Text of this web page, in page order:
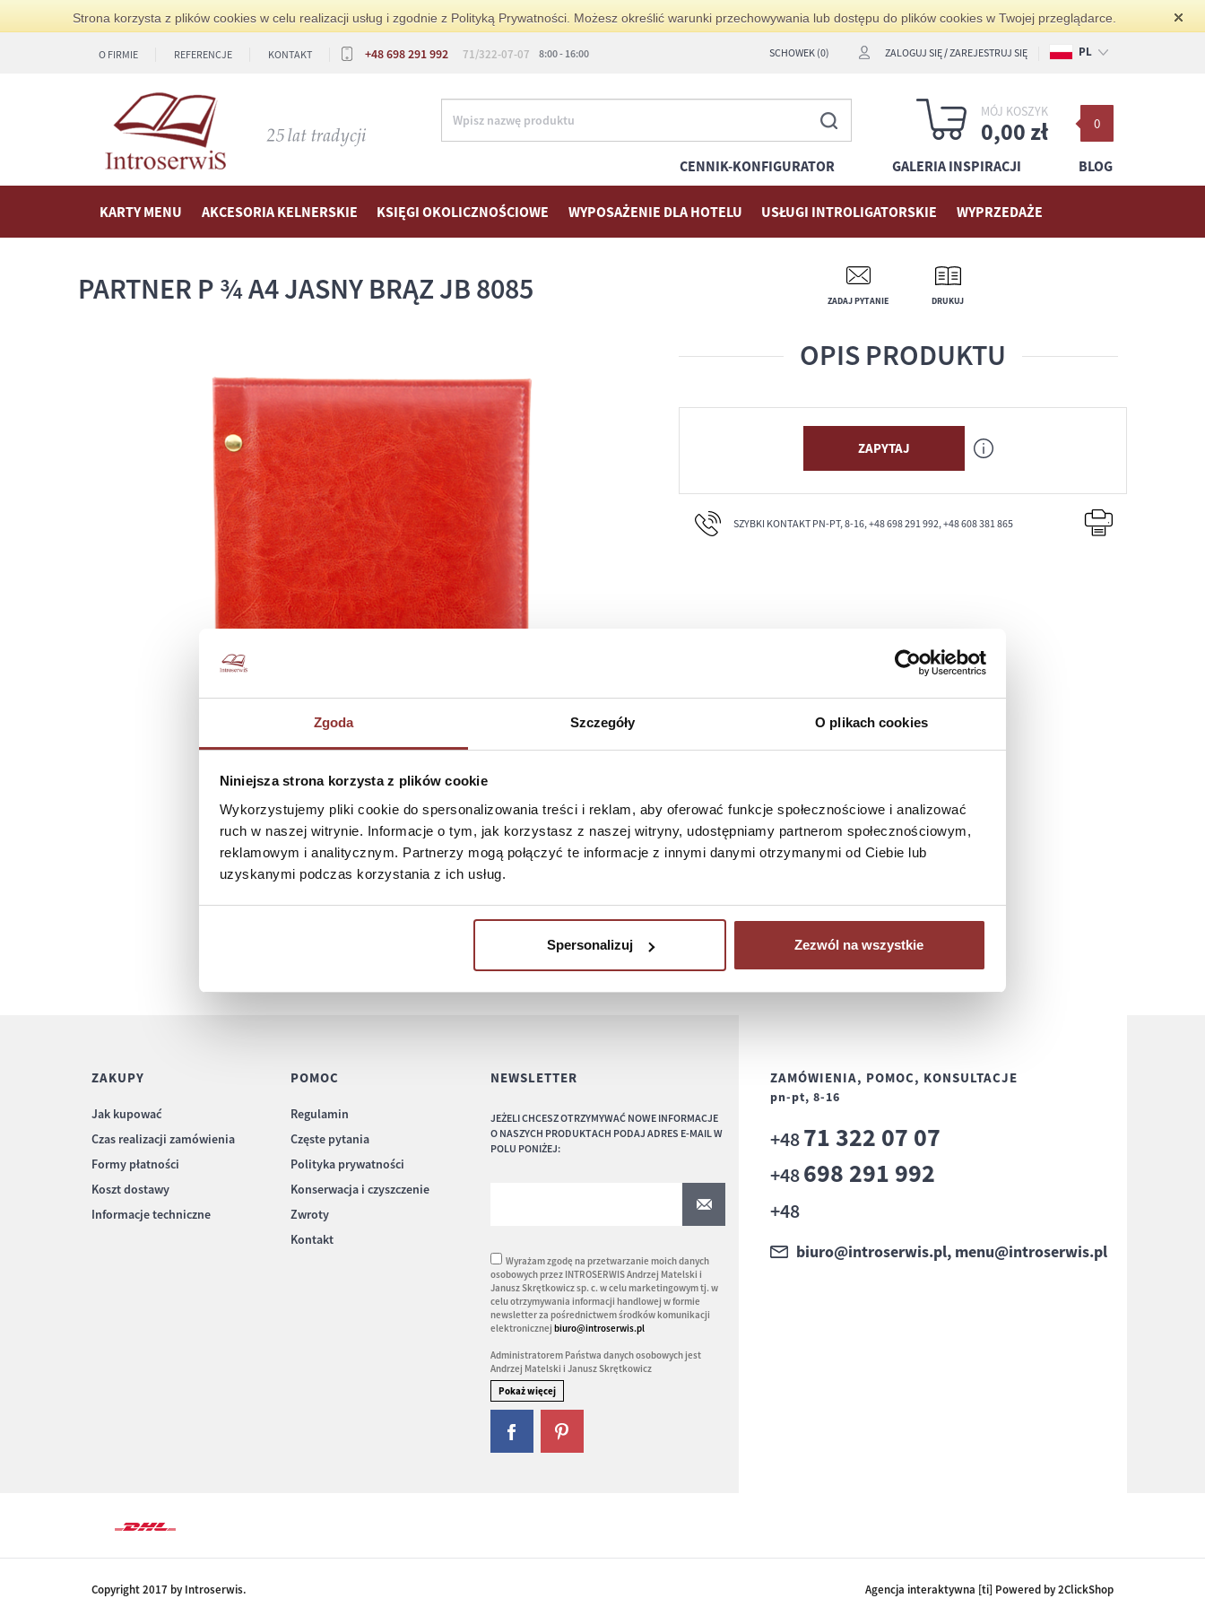
Zgoda Szczegóły O plikach cookies
Niniejsza strona korzysta z plików cookie
Wykorzystujemy pliki cookie do spersonalizowania treści i reklam, aby oferować funkcje społecznościowe i analizować
ruch w naszej witrynie. Informacje o tym, jak korzystasz z naszej witryny, udostępniamy partnerom społecznościowym,
reklamowym i analitycznym. Partnerzy mogą połączyć te informacje z innymi danymi otrzymanymi od Ciebie lub
uzyskanymi podczas korzystania z ich usług.
Spersonalizuj Zezwól na wszystkie
Strona korzysta z plików cookies w celu realizacji usług i zgodnie z Polityką Prywatności. Możesz określić warunki przechowywania lub dostępu do plików cookies w Twojej przeglądarce.
O FIRMIE REFERENCJE KONTAKT +48 698 291 992 71/322-07-07 8:00 - 16:00 SCHOWEK (0) ZALOGUJ SIĘ/ZAREJESTRUJ SIĘ PL
DE
CENNIK-KONFIGURATOR GALERIA INSPIRACJI BLOG
0
MÓJ KOSZYK
0,00 zł
KARTY MENU AKCESORIA KELNERSKIE KSIĘGI OKOLICZNOŚCIOWE WYPOSAŻENIE DLA HOTELU USŁUGI INTROLIGATORSKIE WYPRZEDAŻE
PARTNER P ¾ A4 JASNY BRĄZ JB 8085 ZADAJ PYTANIE DRUKUJ
OPIS PRODUKTU
ZAPYTAJ
SZYBKI KONTAKT PN-PT, 8-16, +48 698 291 992, +48 608 381 865
ZAKUPY
Jak kupować
Czas realizacji zamówienia
Formy płatności
Koszt dostawy
Informacje techniczne
POMOC
Regulamin
Częste pytania
Polityka prywatności
Konserwacja i czyszczenie
Zwroty
Kontakt
NEWSLETTER
JEŻELI CHCESZ OTRZYMYWAĆ NOWE INFORMACJE
O NASZYCH PRODUKTACH PODAJ ADRES E-MAIL W
POLU PONIŻEJ:
Wyrażam zgodę na przetwarzanie moich danych
osobowych przez INTROSERWIS Andrzej Matelski i
Janusz Skrętkowicz sp. c. w celu marketingowym tj. w
celu otrzymywania informacji handlowej w formie
newsletter za pośrednictwem środków komunikacji
elektronicznej biuro@introserwis.pl
Administratorem Państwa danych osobowych jest
Andrzej Matelski i Janusz Skrętkowicz
ZAMÓWIENIA, POMOC, KONSULTACJE
pn-pt, 8-16
+4871 322 07 07
+48698 291 992
+48
biuro@introserwis.pl, menu@introserwis.pl
Copyright 2017 by Introserwis. Agencja interaktywna [ti] Powered by 2ClickShop